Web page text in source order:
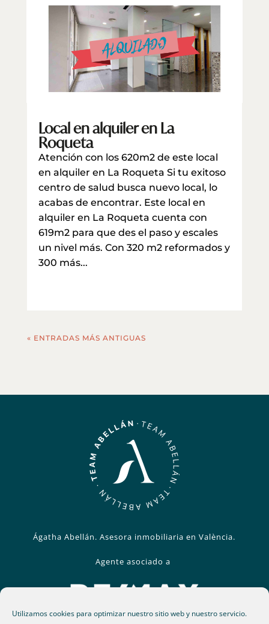
Utilizamos cookies para optimizar nuestro sitio web y nuestro servicio.
Local en alquiler en La
Roqueta
Atención con los 620m2 de este local
en alquiler en La Roqueta Si tu exitoso
centro de salud busca nuevo local, lo
acabas de encontrar. Este local en
alquiler en La Roqueta cuenta con
619m2 para que des el paso y escales
un nivel más. Con 320 m2 reformados y
300 más...
« ENTRADAS MÁS ANTIGUAS
Ágatha Abellán. Asesora inmobiliaria en València.
Agente asociado a